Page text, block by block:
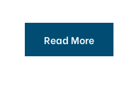
Read More